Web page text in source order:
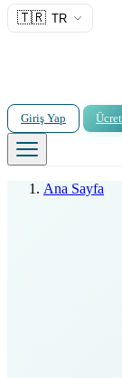
🇹🇷 TR
Giriş Yap
Ana Sayfa